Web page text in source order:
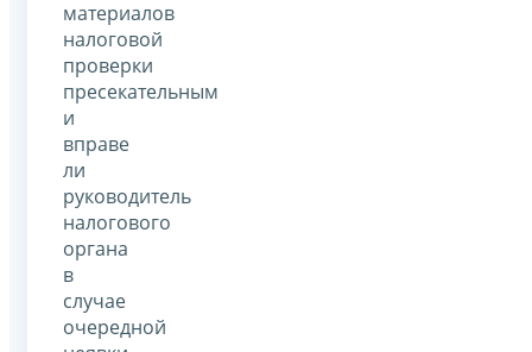
материалов
налоговой
проверки
пресекательным
и
вправе
ли
руководитель
налогового
органа
в
случае
очередной